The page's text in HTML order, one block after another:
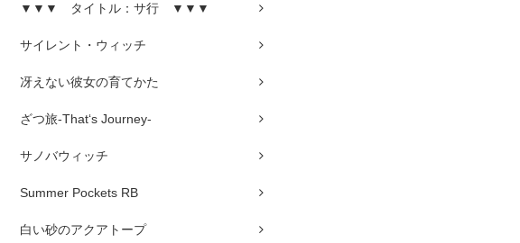
▼▼▼ タイトル：サ行 ▼▼▼
サイレント・ウィッチ
冴えない彼女の育てかた
ざつ旅-That‘s Journey-
サノバウィッチ
Summer Pockets RB
白い砂のアクアトープ